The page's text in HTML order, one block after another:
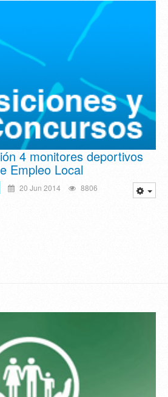
4 monitores deportivos
Empleo Local
20 Jun 2014 8806